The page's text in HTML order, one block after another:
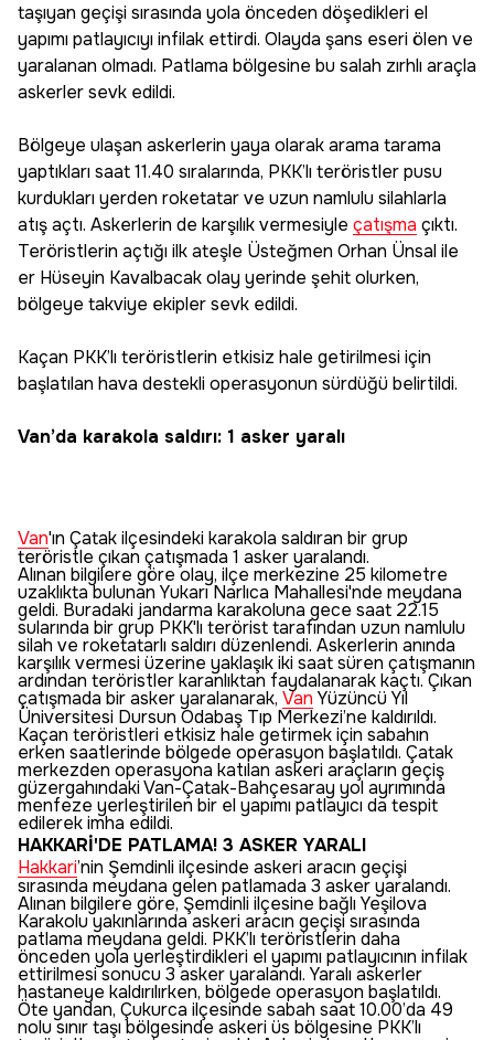
taşıyan geçişi sırasında yola önceden döşedikleri el
yapımı patlayıcıyı infilak ettirdi. Olayda şans eseri ölen ve
yaralanan olmadı. Patlama bölgesine bu salah zırhlı araçla
askerler sevk edildi.
Bölgeye ulaşan askerlerin yaya olarak arama tarama
yaptıkları saat 11.40 sıralarında, PKK’lı teröristler pusu
kurdukları yerden roketatar ve uzun namlulu silahlarla
atış açtı. Askerlerin de karşılık vermesiyle çatışma çıktı.
Teröristlerin açtığı ilk ateşle Üsteğmen Orhan Ünsal ile
er Hüseyin Kavalbacak olay yerinde şehit olurken,
bölgeye takviye ekipler sevk edildi.
Kaçan PKK’lı teröristlerin etkisiz hale getirilmesi için
başlatılan hava destekli operasyonun sürdüğü belirtildi.
Van’da karakola saldırı: 1 asker yaralı
Van'ın Çatak ilçesindeki karakola saldıran bir grup
teröristle çıkan çatışmada 1 asker yaralandı.
Alınan bilgilere göre olay, ilçe merkezine 25 kilometre
uzaklıkta bulunan Yukarı Narlıca Mahallesi'nde meydana
geldi. Buradaki jandarma karakoluna gece saat 22.15
sularında bir grup PKK'lı terörist tarafından uzun namlulu
silah ve roketatarlı saldırı düzenlendi. Askerlerin anında
karşılık vermesi üzerine yaklaşık iki saat süren çatışmanın
ardından teröristler karanlıktan faydalanarak kaçtı. Çıkan
çatışmada bir asker yaralanarak, Van Yüzüncü Yıl
Üniversitesi Dursun Odabaş Tıp Merkezi’ne kaldırıldı.
Kaçan teröristleri etkisiz hale getirmek için sabahın
erken saatlerinde bölgede operasyon başlatıldı. Çatak
merkezden operasyona katılan askeri araçların geçiş
güzergahındaki Van-Çatak-Bahçesaray yol ayrımında
menfeze yerleştirilen bir el yapımı patlayıcı da tespit
edilerek imha edildi.
HAKKARİ'DE PATLAMA! 3 ASKER YARALI
Hakkari’nin Şemdinli ilçesinde askeri aracın geçişi
sırasında meydana gelen patlamada 3 asker yaralandı.
Alınan bilgilere göre, Şemdinli ilçesine bağlı Yeşilova
Karakolu yakınlarında askeri aracın geçişi sırasında
patlama meydana geldi. PKK’lı teröristlerin daha
önceden yola yerleştirdikleri el yapımı patlayıcının infilak
ettirilmesi sonucu 3 asker yaralandı. Yaralı askerler
hastaneye kaldırılırken, bölgede operasyon başlatıldı.
Öte yandan, Çukurca ilçesinde sabah saat 10.00’da 49
nolu sınır taşı bölgesinde askeri üs bölgesine PKK’lı